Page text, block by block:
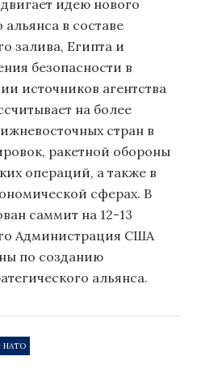
идею нового
в составе
залива, Египта и
безопасности в
источников агентства
на более
стран в
ракетной обороны
операций, а также в
сферах. В
саммит на 12-13
Администрация США
по созданию
альянса.
НАТО